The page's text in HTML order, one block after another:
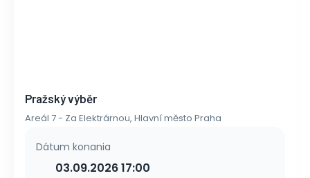
Pražský výběr
Areál 7 - Za Elektrárnou, Hlavní město Praha
Dátum konania
03.09.2026 17:00